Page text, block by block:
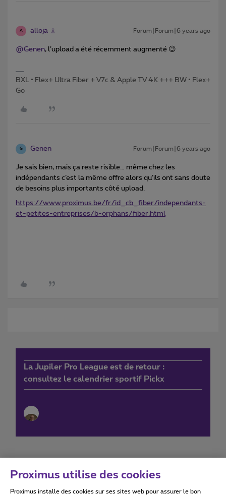
A alloja Forum|Forum|6 years ago
@Genen, l’upload a été récemment augmenté 😉
BXL • Flex+ Ultra Fiber + V7c & Apple TV 4K +++ BW • Flex+
Go
G Genen Forum|Forum|6 years ago
Je sais bien, mais ça reste risible… même chez les
indépendants c’est la même offre alors qu’ils ont sans doute
de besoins plus importants côté upload.
https://www.proximus.be/fr/id_cb_fiber/independants-
et-petites-entreprises/b-orphans/fiber.html
La Jupiler Pro League est de retour :
consultez le calendrier sportif Pickx
Proximus utilise des cookies
Proximus installe des cookies sur ses sites web pour assurer le bon